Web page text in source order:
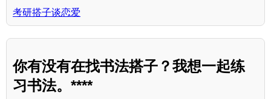
考研搭子谈恋爱
你有没有在找书法搭子？我想一起练
习书法。****